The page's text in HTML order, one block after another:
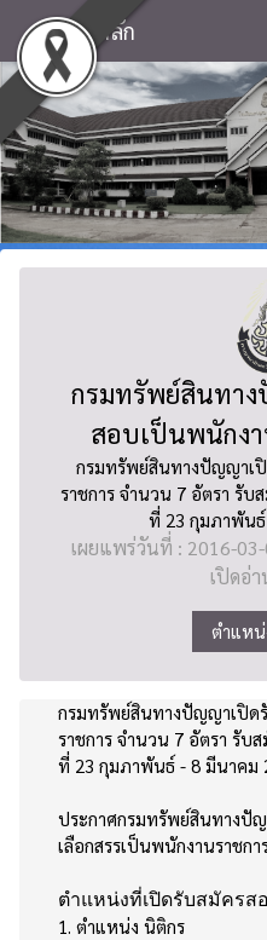
หน้าหลัก
กรมทรัพย์สินทา
สอบเป็นพนักงา
กรมทรัพย์สินทางปัญญาเ
ราชการ จำนวน 7 อัตรา รับ
ที่ 23 กุมภาพัน
เผยแพร่วันที่ : 2016-
เปิดอ่
ตำแหน่
กรมทรัพย์สินทางปัญญาเปิด
ราชการ จำนวน 7 อัตรา รับ
ที่ 23 กุมภาพันธ์ - 8 มีนาคม
ประกาศกรมทรัพย์สินทางปั
เลือกสรรเป็นพนักงานราชกา
ตำแหน่งที่เปิดรับสมัครส
1. ตำแหน่ง นิติกร